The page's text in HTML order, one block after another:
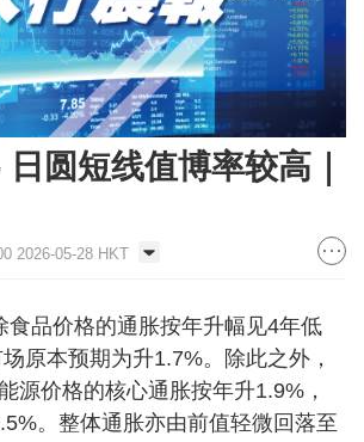
圆短线值博率较高｜
2026-05-28 HKT
品价格的通胀按年升幅见4年低
原本预期为升1.7%。除此之外，
源价格的核心通胀按年升1.9%，
。整体通胀亦由前值轻微回落至